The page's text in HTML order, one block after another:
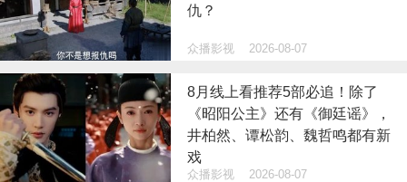
仇？
众播影视 2026-08-07
8月线上看推荐5部必追！除了
《昭阳公主》还有《御廷谣》，
井柏然、谭松韵、魏哲鸣都有新
戏
众播影视 2026-08-07